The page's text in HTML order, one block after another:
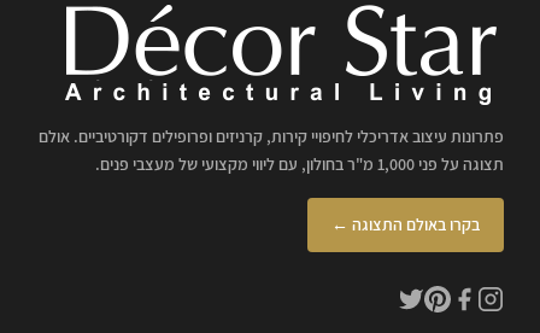
פתרונות עיצוב אדריכלי לחיפויי קירות, קרניזים ופרופילים דקורטיביים. אולם
תצוגה על פני 1,000 מ"ר בחולון, עם ליווי מקצועי של מעצבי פנים.
בקרו באולם התצוגה ←